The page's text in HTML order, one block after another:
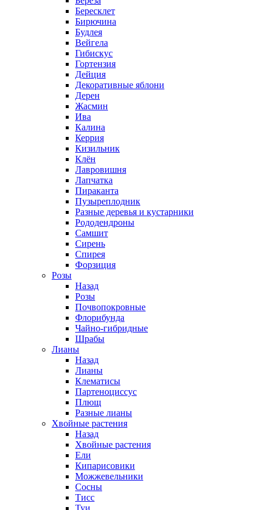
Бересклет
Бирючина
Будлея
Вейгела
Гибискус
Гортензия
Дейция
Декоративные яблони
Дерен
Жасмин
Ива
Калина
Керрия
Кизильник
Клён
Лавровишня
Лапчатка
Пираканта
Пузыреплодник
Разные деревья и кустарники
Рододендроны
Самшит
Сирень
Спирея
Форзиция
Розы
Назад
Розы
Почвопокровные
Флорибунда
Чайно-гибридные
Шрабы
Лианы
Назад
Лианы
Клематисы
Партеноциссус
Плющ
Разные лианы
Хвойные растения
Назад
Хвойные растения
Ели
Кипарисовики
Можжевельники
Сосны
Тисс
Туи